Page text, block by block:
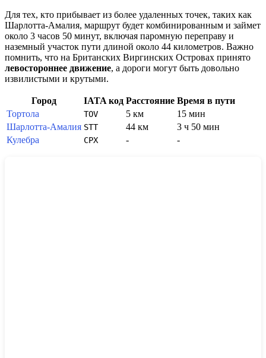
Для тех, кто прибывает из более удаленных точек, таких как
Шарлотта-Амалия, маршрут будет комбинированным и займет
около 3 часов 50 минут, включая паромную переправу и
наземный участок пути длиной около 44 километров. Важно
помнить, что на Британских Виргинских Островах принято
левостороннее движение, а дороги могут быть довольно
извилистыми и крутыми.
Город IATA код Расстояние Время в пути
Тортола
TOV 5 км
15 мин
Шарлотта-Амалия STT 44 км
3 ч 50 мин
Кулебра
CPX - -